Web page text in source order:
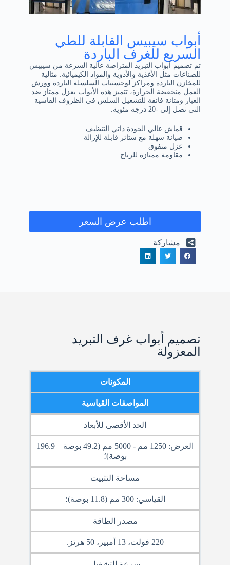
أبواب سيبيس القابلة للطي
السريع للغرف الباردة
تم تصميم أبواب التبريد المتراصة عالية السرعة من سيبيس
للصناعات مثل الأغذية والأدوية والمواد الكيميائية. مثالية
للمخازن الباردة ومراكز لوجستيات السلسلة الباردة وورش
العمل منخفضة الحرارة، تتميز هذه الأبواب بعزل ممتاز ضد
الغبار ومتانة فائقة للتشغيل السلس في الظروف القاسية
التي تصل إلى -20 درجة مئوية.
قماش عالي الجودة ذاتي التنظيف
صيانة سهلة مع ستائر قابلة للإزالة
عزل متفوق
مقاومة ممتازة للرياح
اطلب عرض السعر
مشاركة
تصميم أبواب غرف التبريد
المعزولة
المكونات
المواصفات القياسية
الحد الأقصى للأبعاد
العرض: 1250 مم - 5000 مم (49.2 بوصة – 196.9
بوصة)؛
مساحة التثبيت
القياسي: 300 مم (11.8 بوصة)؛
مصدر الطاقة
220 فولت، 13 أمبير، 50 هرتز.